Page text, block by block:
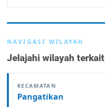
NAVIGASI WILAYAH
Jelajahi wilayah terkait
KECAMATAN
Pangatikan